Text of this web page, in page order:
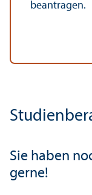
beantragen.
Sie haben
gerne!